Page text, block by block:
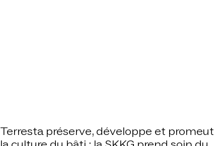
Terresta préserve, développe et promeut